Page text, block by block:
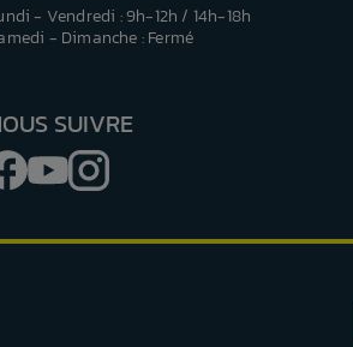
SUIVRE
Facebook
YouTube
- Vendredi : 9h-12h / 14h-18h
- Dimanche : Fermé